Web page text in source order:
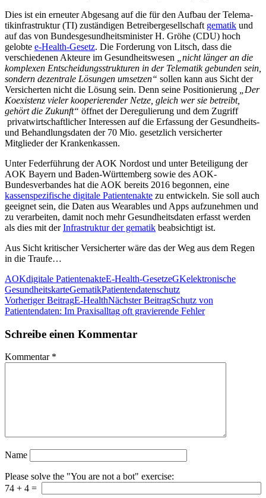
Dies ist ein erneuter Abgesang auf die für den Aufbau der Tele­ma­
tik­infra­struk­tur (TI) zuständigen Betreibergesellschaft gematik und
auf das von Bundesgesundheitsminister H. Gröhe (CDU) hoch
gelobte e-Health-Gesetz. Die Forderung von Litsch, dass die
verschiedenen Akteure ­­­im Gesundheitswesen
„nicht länger an die
komplexen Entscheidungsstrukturen in der Telematik gebunden sein,
sondern dezentrale Lösungen umsetzen“ sollen kann aus Sicht der
Versicherten nicht die Lösung sein. Denn seine Positionierung
„Der
Koexistenz vieler kooperierender Netze, gleich wer sie betreibt,
gehört die Zukunft“ öffnet der Deregulierung und dem Zugriff
privatwirtschaftlicher Interessen auf die Erfassung der Gesundheits-
und Behandlungsdaten der 70 Mio. gesetzlich versicherter
Mitglieder der Krankenkassen.
Unter Federführung der AOK Nordost und unter Beteiligung der
AOK Bayern und Baden-Württemberg sowie des AOK-
Bundesverbandes hat die AOK bereits 2016 begonnen, eine
kassenspezifische digitale Patientenakte zu entwickeln. Sie soll auch
geeignet sein, die Daten aus Wearables und Apps aufzunehmen und
zu verarbeiten, damit noch mehr Gesundheitsdaten erfasst werden
als dies mit derInfrastruktur der gematik beabsichtigt ist.
Aus Sicht kritischer Versicherter wäre das der Weg aus dem Regen
in die Traufe…
AOKdigitale PatientenakteE-Health-GesetzeGKelektronische
GesundheitskarteGematikPatientendatenschutz
Beitragsnavigation
Vorheriger BeitragE-HealthNächster BeitragSchutz von
Patientendaten: Im Praxisalltag oft gravierende Fehler
Schreibe einen Kommentar
Kommentar *
Name
Please solve the "You are not a bot" exercise:
74 + 4 =